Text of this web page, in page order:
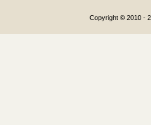
Copyright © 2010 -